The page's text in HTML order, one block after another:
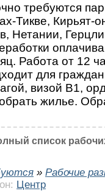
требуются
Тикве, Кирьят-
Нетании,
Работа от 12
для
визой В1,
жилье.
список
» Рабочие
Центр